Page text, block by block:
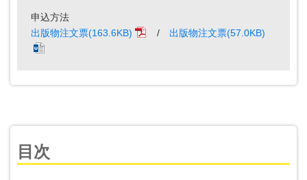
申込方法
出版物注文票(163.6KB)
/ 出版物注文票(57.0KB)
目次